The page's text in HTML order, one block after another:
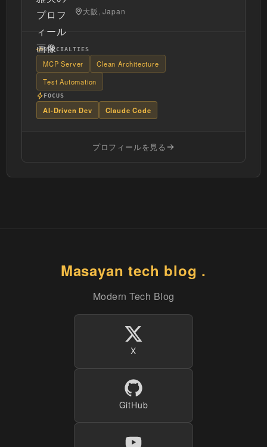
大阪, Japan
SPECIALTIES
MCP Server
Clean Architecture
Test Automation
FOCUS
AI-Driven Dev Claude Code
プロフィールを見る
Masayan tech blog .
Modern Tech Blog
X
GitHub